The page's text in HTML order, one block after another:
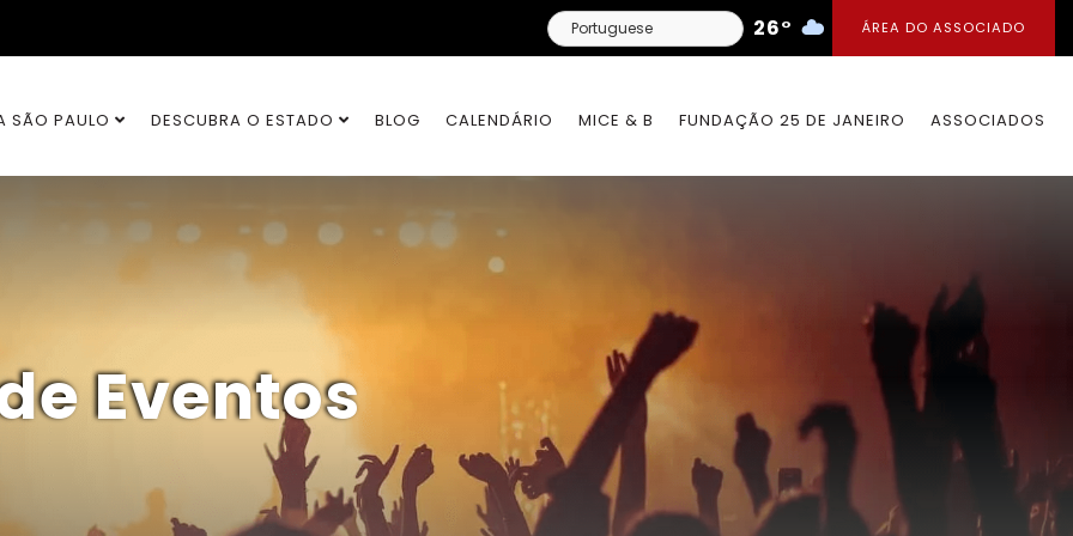
26° ÁREA DO ASSOCIADO
SÃO PAULO DESCUBRA O ESTADO BLOG CALENDÁRIO MICE & B FUNDAÇÃO 25 DE JANEIRO ASSOCIADOS
Eventos